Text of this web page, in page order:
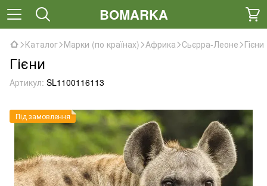
BOMARKA
Каталог Марки (по країнах) Африка Сьєрра-Леоне Гієни
Гієни
Артикул: SL1100116113
Під замовлення